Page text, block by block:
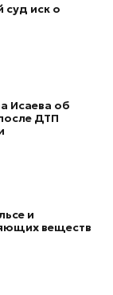
суд иск о
Исаева об
ДТП
и
веществ